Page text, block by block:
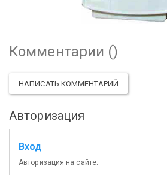
Комментарии ()
НАПИСАТЬ КОММЕНТАРИЙ
Авторизация
Вход
Авторизация на сайте.